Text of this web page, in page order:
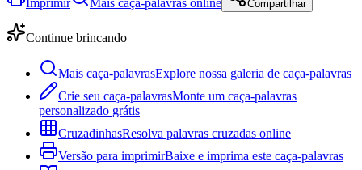
Compartilhar
Continue brincando
Mais caça-palavrasExplore nossa galeria de caça-palavras
Crie seu caça-palavrasMonte um caça-palavras
personalizado grátis
CruzadinhasResolva palavras cruzadas online
Versão para imprimirBaixe e imprima este caça-palavras